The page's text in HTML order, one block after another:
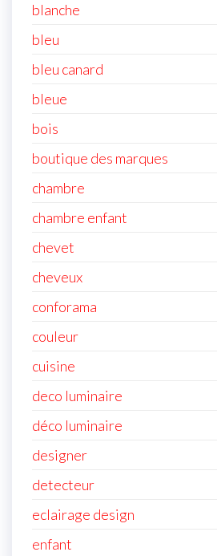
blanche
bleu
bleu canard
bleue
bois
boutique des marques
chambre
chambre enfant
chevet
cheveux
conforama
couleur
cuisine
deco luminaire
déco luminaire
designer
detecteur
eclairage design
enfant